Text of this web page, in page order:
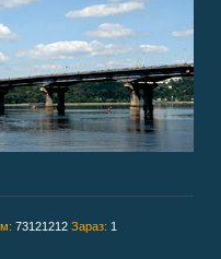
73121212 Зараз: 1